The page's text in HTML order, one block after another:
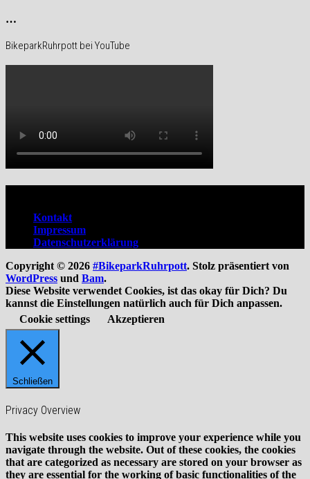
…
BikeparkRuhrpott bei YouTube
Kontakt
Impressum
Datenschutzerklärung
Copyright © 2026 #BikeparkRuhrpott. Stolz präsentiert von
WordPress und Bam.
Diese Website verwendet Cookies, ist das okay für Dich? Du
kannst die Einstellungen natürlich auch für Dich anpassen.
Cookie settings
Akzeptieren
Schließen
Privacy Overview
This website uses cookies to improve your experience while you
navigate through the website. Out of these cookies, the cookies
that are categorized as necessary are stored on your browser as
they are essential for the working of basic functionalities of the